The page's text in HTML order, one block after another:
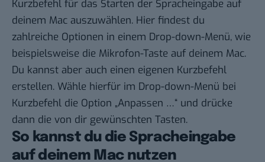
Kurzbefehl für das Starten der Spracheingabe auf
deinem Mac auszuwählen. Hier findest du
zahlreiche Optionen in einem Drop-down-Menü, wie
beispielsweise die Mikrofon-Taste auf deinem Mac.
Du kannst aber auch einen eigenen Kurzbefehl
erstellen. Wähle hierfür im Drop-down-Menü bei
Kurzbefehl die Option „Anpassen …“ und drücke
dann die von dir gewünschten Tasten.
So kannst du die Spracheingabe
auf deinem Mac nutzen